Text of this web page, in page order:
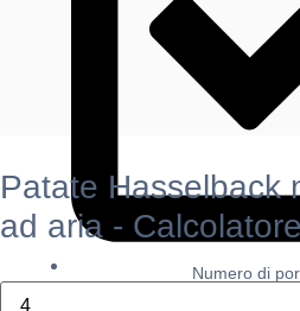
Calorie per porzione: circa
Patate Hasselback
ad aria - Calcolatore
Numero di